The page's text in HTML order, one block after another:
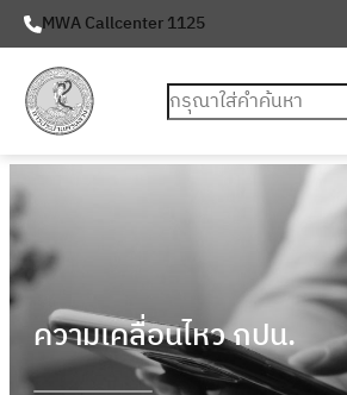
MWA Callcenter 1125
ค้นหา
ความเคลื่อนไหว กปน.